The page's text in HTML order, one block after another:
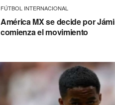
FÚTBOL INTERNACIONAL
América MX se decide por
comienza el movimiento